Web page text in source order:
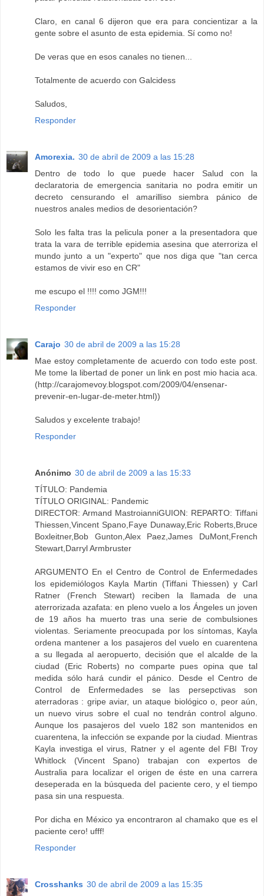
Claro, en canal 6 dijeron que era para concientizar a la
gente sobre el asunto de esta epidemia. Sí como no!
De veras que en esos canales no tienen...
Totalmente de acuerdo con Galcidess
Saludos,
Responder
Amorexia. 30 de abril de 2009 a las 15:28
Dentro de todo lo que puede hacer Salud con la
declaratoria de emergencia sanitaria no podra emitir un
decreto censurando el amarilliso siembra pánico de
nuestros anales medios de desorientación?
Solo les falta tras la pelicula poner a la presentadora que
trata la vara de terrible epidemia asesina que aterroriza el
mundo junto a un "experto" que nos diga que "tan cerca
estamos de vivir eso en CR"
me escupo el !!!! como JGM!!!
Responder
Carajo 30 de abril de 2009 a las 15:28
Mae estoy completamente de acuerdo con todo este post.
Me tome la libertad de poner un link en post mio hacia aca.
(http://carajomevoy.blogspot.com/2009/04/ensenar-
prevenir-en-lugar-de-meter.html))
Saludos y excelente trabajo!
Responder
Anónimo 30 de abril de 2009 a las 15:33
TÍTULO: Pandemia
TÍTULO ORIGINAL: Pandemic
DIRECTOR: Armand MastroianniGUION: REPARTO: Tiffani
Thiessen,Vincent Spano,Faye Dunaway,Eric Roberts,Bruce
Boxleitner,Bob Gunton,Alex Paez,James DuMont,French
Stewart,Darryl Armbruster
ARGUMENTO En el Centro de Control de Enfermedades
los epidemiólogos Kayla Martin (Tiffani Thiessen) y Carl
Ratner (French Stewart) reciben la llamada de una
aterrorizada azafata: en pleno vuelo a los Ángeles un joven
de 19 años ha muerto tras una serie de combulsiones
violentas. Seriamente preocupada por los síntomas, Kayla
ordena mantener a los pasajeros del vuelo en cuarentena
a su llegada al aeropuerto, decisión que el alcalde de la
ciudad (Eric Roberts) no comparte pues opina que tal
medida sólo hará cundir el pánico. Desde el Centro de
Control de Enfermedades se las persepctivas son
aterradoras : gripe aviar, un ataque biológico o, peor aún,
un nuevo virus sobre el cual no tendrán control alguno.
Aunque los pasajeros del vuelo 182 son mantenidos en
cuarentena, la infección se expande por la ciudad. Mientras
Kayla investiga el virus, Ratner y el agente del FBI Troy
Whitlock (Vincent Spano) trabajan con expertos de
Australia para localizar el origen de éste en una carrera
deseperada en la búsqueda del paciente cero, y el tiempo
pasa sin una respuesta.
Por dicha en México ya encontraron al chamako que es el
paciente cero! ufff!
Responder
Crosshanks 30 de abril de 2009 a las 15:35